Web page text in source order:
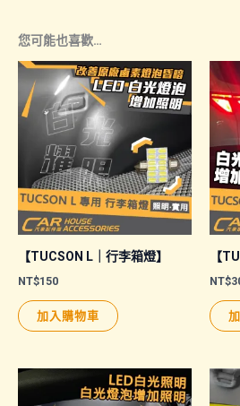
您可能也喜歡…
【TUCSON L｜行李箱燈】
NT$150
加入購物車
【
NT$